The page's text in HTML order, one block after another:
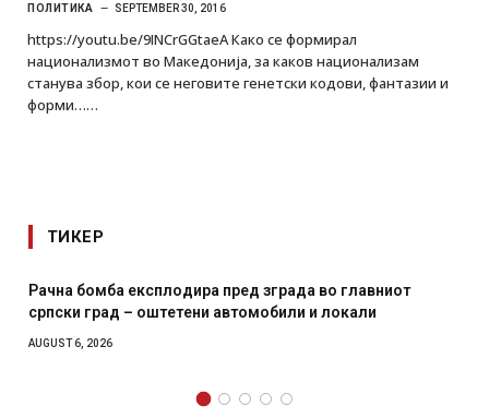
ПОЛИТИКА SEPTEMBER 30, 2016
https://youtu.be/9INCrGGtaeA Како се формирал
национализмот во Македонија, за каков национализам
станува збор, кои се неговите генетски кодови, фантазии и
форми……
ТИКЕР
Рачна бомба експлодира пред зграда во главниот
српски град – оштетени автомобили и локали
AUGUST 6, 2026